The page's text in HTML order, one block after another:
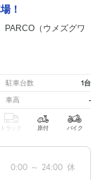
！
（ウメズグワ
駐車台数 1台
車高 -
トラック 原付 バイク
0:00 ～ 24:00 休